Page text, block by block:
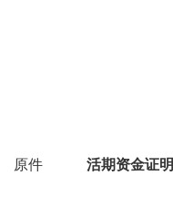
原件 活期资金证明